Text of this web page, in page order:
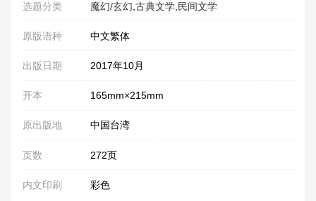
选题分类 魔幻/玄幻 古典文学, 民间文学
原版语种 中文繁体
出版日期 2017年10月
开本 165mm×215mm
原出版地 中国台湾
页数 272页
内文印刷 彩色